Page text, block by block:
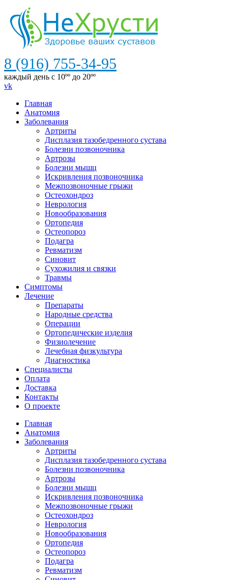
8 (916) 755-34-95
каждый день с 10ºº до 20ºº
vk
Главная
Анатомия
Заболевания
Артриты
Дисплазия тазобедренного сустава
Болезни позвоночника
Артрозы
Болезни мышц
Искривления позвоночника
Межпозвоночные грыжи
Остеохондроз
Неврология
Новообразования
Ортопедия
Остеопороз
Подагра
Ревматизм
Синовит
Сухожилия и связки
Травмы
Симптомы
Лечение
Препараты
Народные средства
Операции
Ортопедические изделия
Физиолечение
Лечебная физкультура
Диагностика
Cпециалисты
Оплата
Доставка
Контакты
О проекте
Главная
Анатомия
Заболевания
Артриты
Дисплазия тазобедренного сустава
Болезни позвоночника
Артрозы
Болезни мышц
Искривления позвоночника
Межпозвоночные грыжи
Остеохондроз
Неврология
Новообразования
Ортопедия
Остеопороз
Подагра
Ревматизм